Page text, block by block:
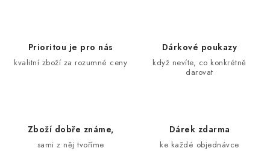
Prioritou je pro nás
kvalitní zboží za rozumné ceny
Dárkové poukazy
když nevíte, co konkrétně
darovat
Zboží dobře známe,
sami z něj tvoříme
Dárek zdarma
ke každé objednávce